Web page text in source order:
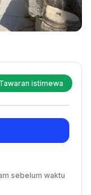
Tawaran istimewa
sebelum waktu